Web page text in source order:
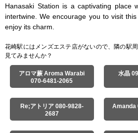
Hanasaki Station is a captivating place
intertwine. We encourage you to visit
enjoy its charm.
花崎駅にはメンズエステ店がないので、隣の駅
見てみませんか？
アロマ蕨 Aroma Warabi
070-6481-2065
水晶
Re;アトリア 080-9828-
2687
Amanda